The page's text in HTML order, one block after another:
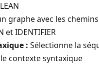
graphe avec les chemins
et IDENTIFIER
: Sélectionne la
contexte syntaxique